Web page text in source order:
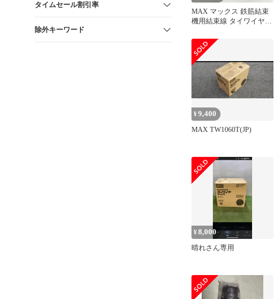
タイムセール割引率
除外キーワード
MAX マックス 鉄筋結束
機用結束線 タイワイヤ
束線 ツインタイアシリー
ズ消耗品 未使用
★DT1484-
¥9,400
MAX TW1060T(JP)
¥8,000
晴れさん専用